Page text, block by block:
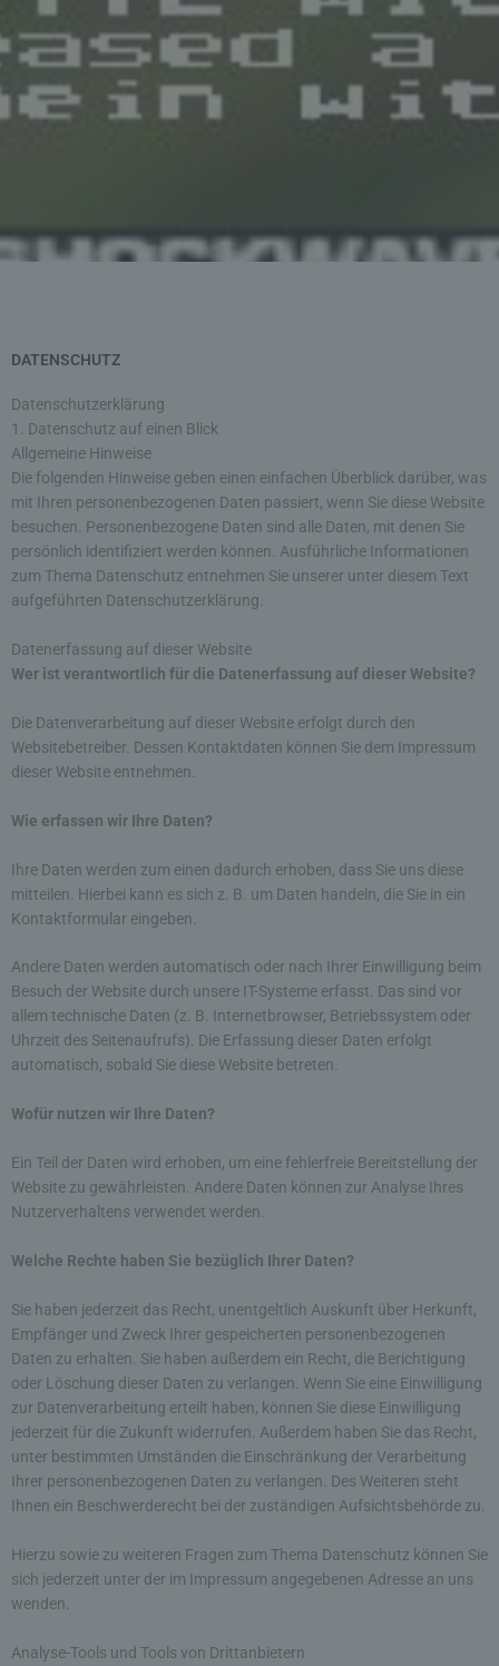
Statistiken
Support
DATENSCHUTZ
Datenschutzerklärung
1. Datenschutz auf einen Blick
Allgemeine Hinweise
Die folgenden Hinweise geben einen einfachen Überblick darüber, was
mit Ihren personenbezogenen Daten passiert, wenn Sie diese Website
besuchen. Personenbezogene Daten sind alle Daten, mit denen Sie
persönlich identifiziert werden können. Ausführliche Informationen
zum Thema Datenschutz entnehmen Sie unserer unter diesem Text
aufgeführten Datenschutzerklärung.
Datenerfassung auf dieser Website
Wer ist verantwortlich für die Datenerfassung auf dieser Website?
Die Datenverarbeitung auf dieser Website erfolgt durch den
Websitebetreiber. Dessen Kontaktdaten können Sie dem Impressum
dieser Website entnehmen.
Wie erfassen wir Ihre Daten?
Ihre Daten werden zum einen dadurch erhoben, dass Sie uns diese
mitteilen. Hierbei kann es sich z. B. um Daten handeln, die Sie in ein
Kontaktformular eingeben.
Andere Daten werden automatisch oder nach Ihrer Einwilligung beim
Besuch der Website durch unsere IT-Systeme erfasst. Das sind vor
allem technische Daten (z. B. Internetbrowser, Betriebssystem oder
Uhrzeit des Seitenaufrufs). Die Erfassung dieser Daten erfolgt
automatisch, sobald Sie diese Website betreten.
Wofür nutzen wir Ihre Daten?
Ein Teil der Daten wird erhoben, um eine fehlerfreie Bereitstellung der
Website zu gewährleisten. Andere Daten können zur Analyse Ihres
Nutzerverhaltens verwendet werden.
Welche Rechte haben Sie bezüglich Ihrer Daten?
Sie haben jederzeit das Recht, unentgeltlich Auskunft über Herkunft,
Empfänger und Zweck Ihrer gespeicherten personenbezogenen
Daten zu erhalten. Sie haben außerdem ein Recht, die Berichtigung
oder Löschung dieser Daten zu verlangen. Wenn Sie eine Einwilligung
zur Datenverarbeitung erteilt haben, können Sie diese Einwilligung
jederzeit für die Zukunft widerrufen. Außerdem haben Sie das Recht,
unter bestimmten Umständen die Einschränkung der Verarbeitung
Ihrer personenbezogenen Daten zu verlangen. Des Weiteren steht
Ihnen ein Beschwerderecht bei der zuständigen Aufsichtsbehörde zu.
Hierzu sowie zu weiteren Fragen zum Thema Datenschutz können Sie
sich jederzeit unter der im Impressum angegebenen Adresse an uns
wenden.
Analyse-Tools und Tools von Drittanbietern